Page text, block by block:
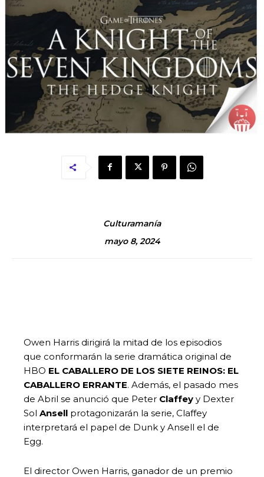
Culturamanía
mayo 8, 2024
Owen Harris dirigirá la mitad de los episodios
que conformarán la serie dramática original de
HBO EL CABALLERO DE LOS SIETE REINOS: EL
CABALLERO ERRANTE. Además, el pasado mes
de Abril se anunció que Peter Claffey y Dexter
Sol Ansell protagonizarán la serie, Claffey
interpretará el papel de Dunk y Ansell el de
Egg.
El director Owen Harris, ganador de un premio